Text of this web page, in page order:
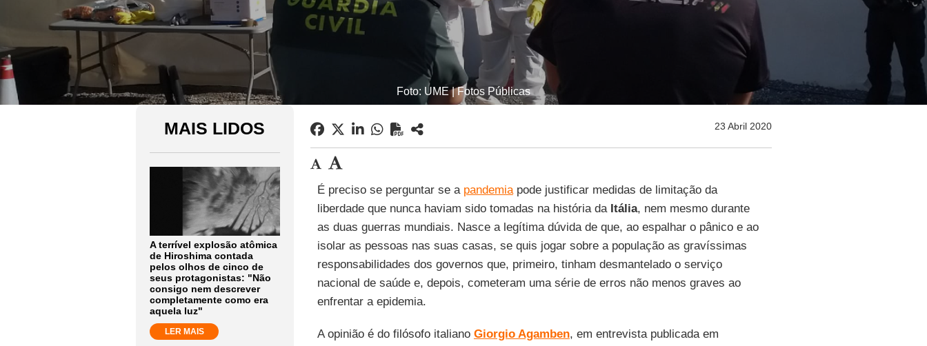
Foto: UME | Fotos Públicas
MAIS LIDOS
A terrível explosão atômica
de Hiroshima contada
pelos olhos de cinco de
seus protagonistas: "Não
consigo nem descrever
completamente como era
aquela luz"
LER MAIS
23 Abril 2020
É preciso se perguntar se a pandemiapode justificar medidas de limitação da
liberdade que nunca haviam sido tomadas na história da Itália, nem mesmo durante
as duas guerras mundiais. Nasce a legítima dúvida de que, ao espalhar o pânico e ao
isolar as pessoas nas suas casas, se quis jogar sobre a população as gravíssimas
responsabilidades dos governos que, primeiro, tinham desmantelado o serviço
nacional de saúde e, depois, cometeram uma série de erros não menos graves ao
enfrentar a epidemia.
A opinião é do filósofo italiano Giorgio Agamben, em entrevista publicada em